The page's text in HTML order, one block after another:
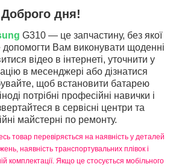
Доброго дня!
G310 — це запчастину, без якої
допомогти Вам виконувати щоденні
відео в інтернеті, уточнити у
в месенджері або дізнатися
щоб встановити батарею
іноді потрібні професійні навички і
в сервісні центри та
майстерні по ремонту.
товар перевіряється на наявність у деталей
наявність транспортувальних плівок і
комплектації. Якщо це стосується мобільного